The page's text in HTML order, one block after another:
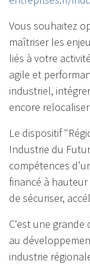
Vous souhaitez
maîtriser les
liés à votre
agile et
industriel,
encore
Le dispositif
Industrie du
compétences
financé à
de sécuriser,
C'est une
au
industrie